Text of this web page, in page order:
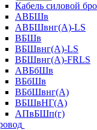
Кабель силовой
АВБШв
АВБШвнг(А)-LS
ВБШв
ВБШвнг(А)-LS
ВБШвнг(А)-FRLS
АВБбШв
ВБбШв
ВБбШвнг(А)
ВБШвНГ(А)
АПвБШп(г)